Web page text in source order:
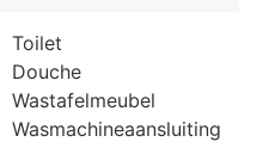
Toilet
Douche
Wastafelmeubel
Wasmachineaansluiting